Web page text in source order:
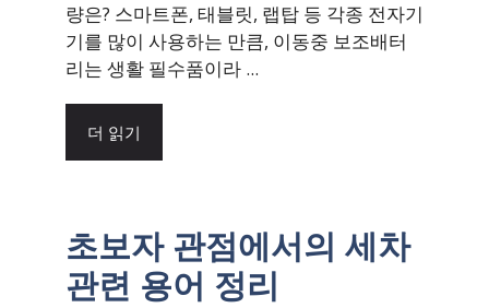
량은? 스마트폰, 태블릿, 랩탑 등 각종 전자기
기를 많이 사용하는 만큼, 이동중 보조배터
리는 생활 필수품이라 ...
더 읽기
초보자 관점에서의 세차
관련 용어 정리